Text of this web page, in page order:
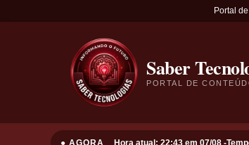
Portal
Saber
PORTAL DE
● AGORA Hora atual: 22:43 em 07/08 -